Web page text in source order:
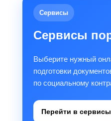
Сервисы
Сервисы
Выберите нужный
подготовки
по социальному
Перейти в